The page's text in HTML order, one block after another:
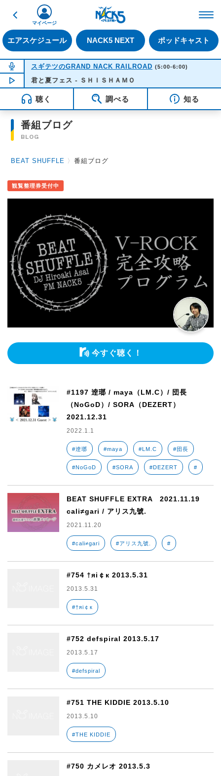
戻る
エアスケジュール NACK5 NEXT ポッドキャスト
マイページ
NOW ON AIR
スギテツのGRAND NACK RAILROAD (5:00-6:00)
NOW PLAYING 05:05
君と夏フェス - ＳＨＩＳＨＡＭＯ
聴く 調べる 知る
番組ブログ
BLOG
BEAT SHUFFLE 〉番組ブログ
観覧整理券受付中
今すぐ聴く！
#1197 逹瑯 / maya（LM.C）/ 団長
（NoGoD）/ SORA（DEZERT）
2021.12.31
2022.1.1
#逹瑯 #maya #LM.C #団長
#NoGoD #SORA #DEZERT #
BEAT SHUFFLE EXTRA 2021.11.19
cali≠gari / アリス九號.
2021.11.20
#cali≠gari #アリス九號. #
#754 †яi￠к 2013.5.31
2013.5.31
#†яi￠к
#752 defspiral 2013.5.17
2013.5.17
#defspiral
#751 THE KIDDIE 2013.5.10
2013.5.10
#THE KIDDIE
#750 カメレオ 2013.5.3